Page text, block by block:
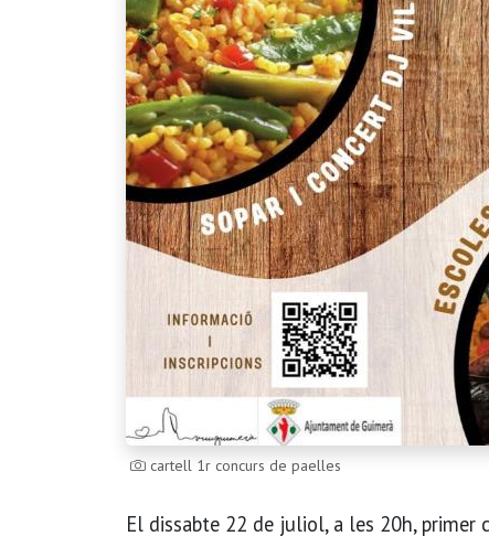
cartell 1r concurs de paelles
El dissabte 22 de juliol, a les 20h, primer